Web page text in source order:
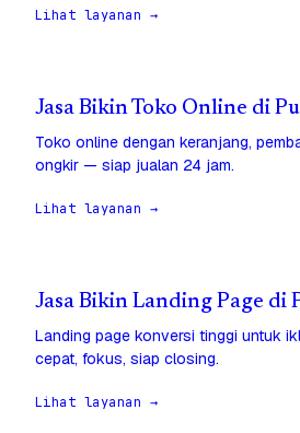
Lihat layanan →
Jasa Bikin Toko Online di
Toko online dengan keranjang,
ongkir — siap jualan 24 jam.
Lihat layanan →
Jasa Bikin Landing Page di
Landing page konversi tinggi untuk
cepat, fokus, siap closing.
Lihat layanan →